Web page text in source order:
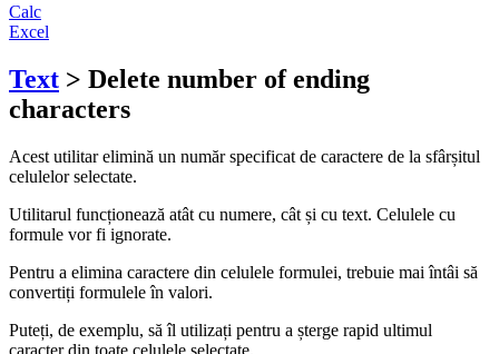
Calc
Excel
Text > Delete number of ending
characters
Acest utilitar elimină un număr specificat de caractere de la sfârșitul
celulelor selectate.
Utilitarul funcționează atât cu numere, cât și cu text. Celulele cu
formule vor fi ignorate.
Pentru a elimina caractere din celulele formulei, trebuie mai întâi să
convertiți formulele în valori.
Puteți, de exemplu, să îl utilizați pentru a șterge rapid ultimul
caracter din toate celulele selectate.